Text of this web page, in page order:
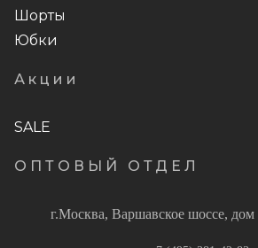
Шорты
Юбки
Акции
SALE
ОПТОВЫЙ ОТДЕЛ
г.Москва, Варшавское шоссе,